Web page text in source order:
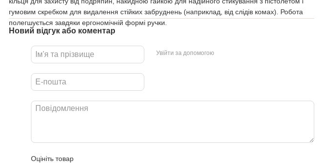
гумовим скребком для видалення стійких забруднень (наприклад, від слідів комах). Робота
полегшується завдяки ергономічній формі ручки.
Новий відгук або коментар
Увійти за допомогою
Оцініть товар